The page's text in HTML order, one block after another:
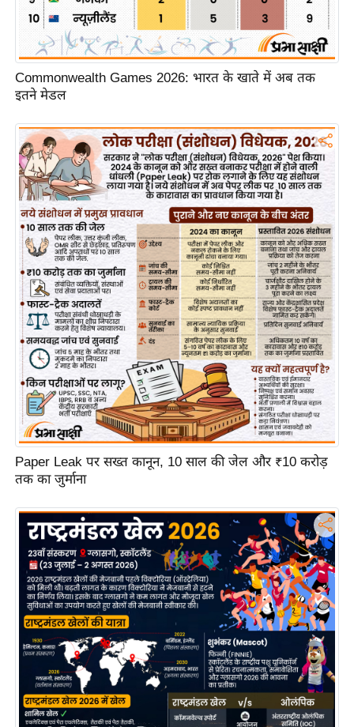
श
न
घ
रे
लू
नु
स्खे
प
र्य
ट
न
स्थ
ल
फि
ट
ने
स
मं
त्रा
रि
ले
शि
रा
ज
नी
ति
श्ले
ष
Commonwealth Games 2026: भारत के खाते में अब तक
इतने मेडल
Paper Leak पर सख्त कानून, 10 साल की जेल और ₹10 करोड़
तक का जुर्माना